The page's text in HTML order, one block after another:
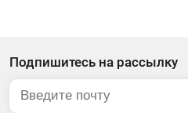
Подпишитесь на рассылку